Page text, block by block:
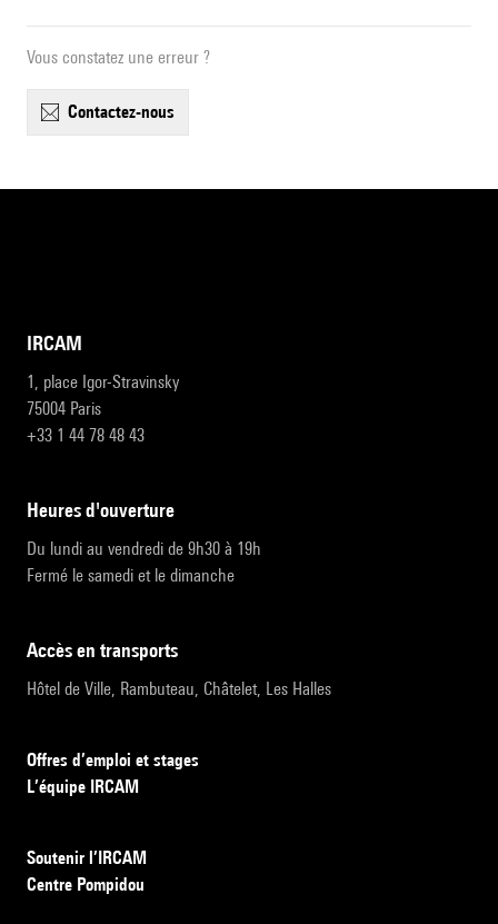
Vous constatez une erreur ?
contactez-nous
IRCAM
1, place Igor-Stravinsky
75004 Paris
+33 1 44 78 48 43
heures d'ouverture
Du lundi au vendredi de 9h30 à 19h
Fermé le samedi et le dimanche
accès en transports
Hôtel de Ville, Rambuteau, Châtelet, Les Halles
Offres d’emploi et stages
L’équipe IRCAM
Soutenir l’IRCAM
Centre Pompidou